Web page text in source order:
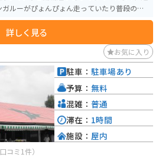
ルーがぴょんぴょん走っていたり普段の日
ます。
詳しく見る
お気に入り
口コミ1件）
駐車： 駐車場あり
予算： 無料
混雑： 普通
滞在： 1時間
施設： 屋内